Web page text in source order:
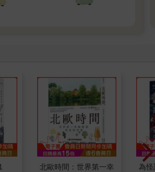
北歐時間：世界第一幸
為